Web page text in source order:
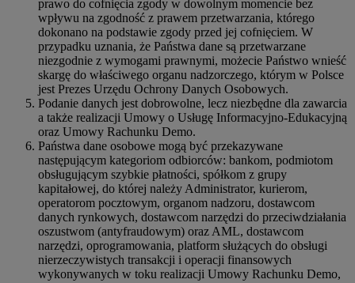
prawo do cofnięcia zgody w dowolnym momencie bez
wpływu na zgodność z prawem przetwarzania, którego
dokonano na podstawie zgody przed jej cofnięciem. W
przypadku uznania, że Państwa dane są przetwarzane
niezgodnie z wymogami prawnymi, możecie Państwo wnieść
skargę do właściwego organu nadzorczego, którym w Polsce
jest Prezes Urzędu Ochrony Danych Osobowych.
Podanie danych jest dobrowolne, lecz niezbędne dla zawarcia
a także realizacji Umowy o Usługę Informacyjno-Edukacyjną
oraz Umowy Rachunku Demo.
Państwa dane osobowe mogą być przekazywane
następującym kategoriom odbiorców: bankom, podmiotom
obsługującym szybkie płatności, spółkom z grupy
kapitałowej, do której należy Administrator, kurierom,
operatorom pocztowym, organom nadzoru, dostawcom
danych rynkowych, dostawcom narzędzi do przeciwdziałania
oszustwom (antyfraudowym) oraz AML, dostawcom
narzędzi, oprogramowania, platform służących do obsługi
nierzeczywistych transakcji i operacji finansowych
wykonywanych w toku realizacji Umowy Rachunku Demo,